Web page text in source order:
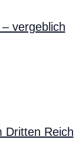
vergeblich
Dritten Reich